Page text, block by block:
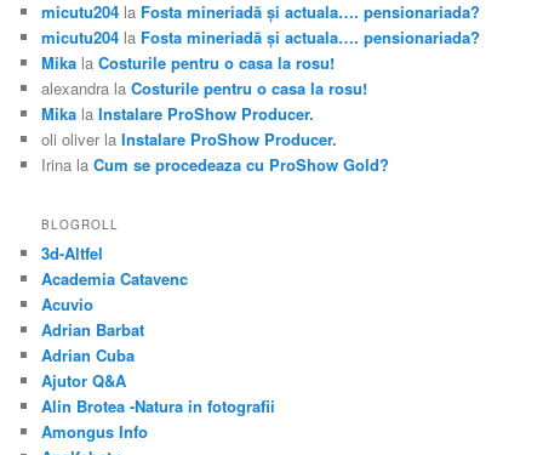
micutu204 la Fosta mineriadă şi actuala…. pensionariada?
micutu204 la Fosta mineriadă şi actuala…. pensionariada?
Mika laCosturile pentru o casa la rosu!
alexandra laCosturile pentru o casa la rosu!
Mika laInstalare ProShow Producer.
oli oliver laInstalare ProShow Producer.
Irina laCum se procedeaza cu ProShow Gold?
BLOGROLL
3d-Altfel
Academia Catavenc
Acuvio
Adrian Barbat
Adrian Cuba
Ajutor Q&A
Alin Brotea -Natura in fotografii
Amongus Info